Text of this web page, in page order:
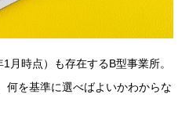
月時点）も存在するB型事業所。
何を基準に選べばよいかわからな